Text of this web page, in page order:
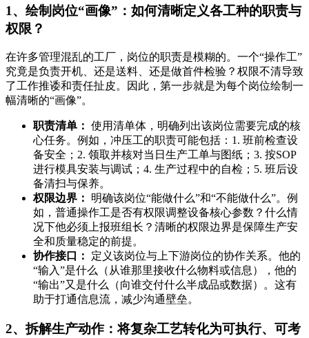
1、绘制岗位“画像”：如何清晰定义各工种的职责与
权限？
在许多管理混乱的工厂，岗位的职责是模糊的。一个“操作工”
究竟是负责开机、还是送料、还是做首件检验？权限不清导致
了工作推诿和责任扯皮。因此，第一步就是为每个岗位绘制一
幅清晰的“画像”。
职责清单： 使用清单体，明确列出该岗位需要完成的核
心任务。例如，冲压工的职责可能包括：1. 班前检查设
备安全；2. 领取并核对当日生产工单与图纸；3. 按SOP
进行模具安装与调试；4. 生产过程中的自检；5. 班后设
备清扫与保养。
权限边界：
明确该岗位“能做什么”和“不能做什么”。例
如，普通操作工是否有权限调整设备核心参数？什么情
况下他必须上报班组长？清晰的权限边界是保障生产安
全和质量稳定的前提。
协作接口：
定义该岗位与上下游岗位的协作关系。他的
“输入”是什么（从谁那里接收什么物料或信息），他的
“输出”又是什么（向谁交付什么半成品或数据）。这有
助于打通信息流，减少沟通壁垒。
2、拆解生产动作：将复杂工艺转化为可执行、可考